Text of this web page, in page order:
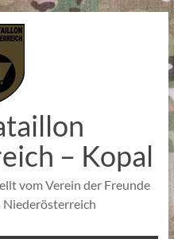
– Kopal
vom Verein der Freunde
Niederösterreich